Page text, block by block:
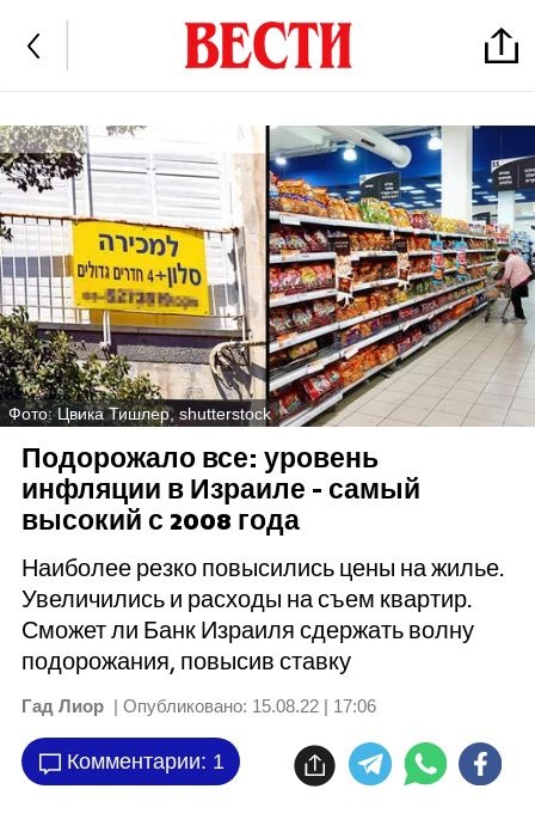
Фото: Цвика Тишлер, shutterstock
Подорожало все: уровень
инфляции в Израиле - самый
высокий с 2008 года
Наиболее резко повысились цены на жилье.
Увеличились и расходы на съем квартир.
Сможет ли Банк Израиля сдержать волну
подорожания, повысив ставку
Гад Лиор | Опубликовано: 15.08.22 | 17:06
Комментарии: 1